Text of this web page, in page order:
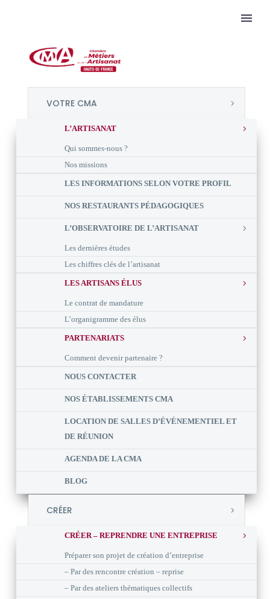
VOTRE CMA
L’ARTISANAT
Qui sommes-nous ?
Nos missions
LES INFORMATIONS SELON VOTRE PROFIL
NOS RESTAURANTS PÉDAGOGIQUES
L’OBSERVATOIRE DE L’ARTISANAT
Les dernières études
Les chiffres clés de l’artisanat
LES ARTISANS ÉLUS
Le contrat de mandature
L’organigramme des élus
PARTENARIATS
Comment devenir partenaire ?
NOUS CONTACTER
NOS ÉTABLISSEMENTS CMA
LOCATION DE SALLES D’ÉVÈNEMENTIEL ET
DE RÉUNION
AGENDA DE LA CMA
BLOG
CRÉER
CRÉER – REPRENDRE UNE ENTREPRISE
Préparer son projet de création d’entreprise
– Par des rencontre création – reprise
– Par des ateliers thématiques collectifs